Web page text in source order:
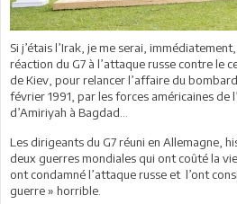
Si j’étais l’Irak, je me serai,
réaction du G7 à l’attaque russe contre le
de Kiev, pour relancer l’affaire du
février 1991, par les forces américaines de
d’Amiriyah à Bagdad...
Les dirigeants du G7 réuni en Allemagne,
deux guerres mondiales qui ont coûté la
ont condamné l’attaque russe et l’ont
guerre » horrible.